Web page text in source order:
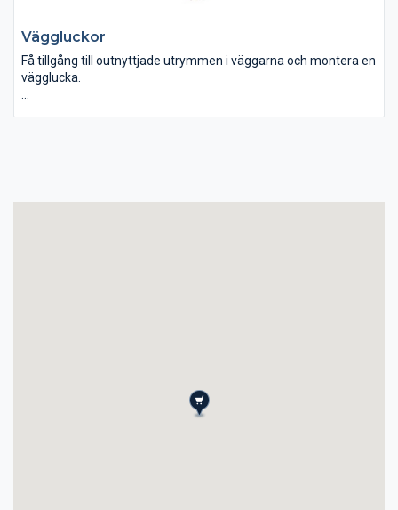
Väggluckor
Få tillgång till outnyttjade utrymmen i väggarna och montera en
vägglucka.